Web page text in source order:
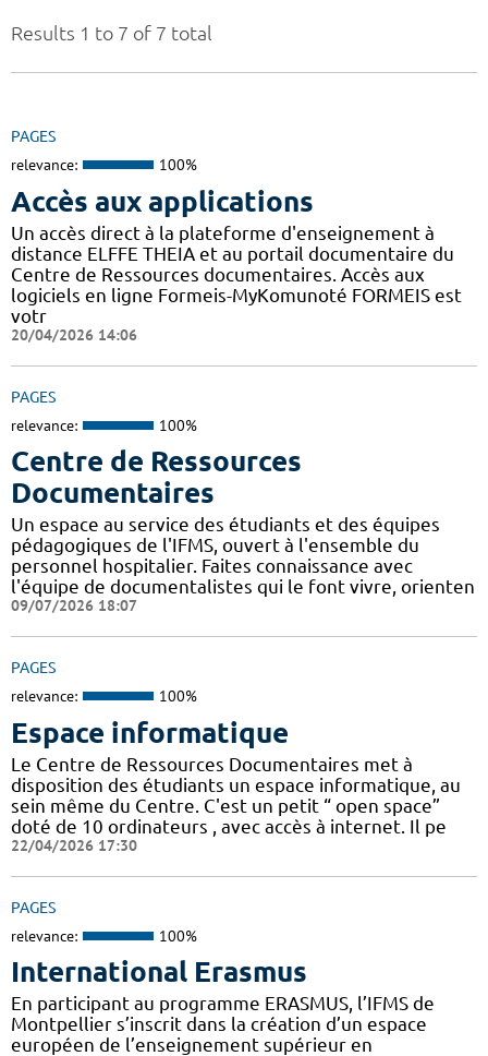
Results 1 to 7 of 7 total
PAGES
relevance: 100%
Accès aux applications
Un accès direct à la plateforme d'enseignement à
distance ELFFE THEIA et au portail documentaire du
Centre de Ressources documentaires. Accès aux
logiciels en ligne Formeis-MyKomunoté FORMEIS est
votr
20/04/2026 14:06
PAGES
relevance: 100%
Centre de Ressources
Documentaires
Un espace au service des étudiants et des équipes
pédagogiques de l'IFMS, ouvert à l'ensemble du
personnel hospitalier. Faites connaissance avec
l'équipe de documentalistes qui le font vivre, orienten
09/07/2026 18:07
PAGES
relevance: 100%
Espace informatique
Le Centre de Ressources Documentaires met à
disposition des étudiants un espace informatique, au
sein même du Centre. C'est un petit “ open space”
doté de 10 ordinateurs , avec accès à internet. Il pe
22/04/2026 17:30
PAGES
relevance: 100%
International Erasmus
En participant au programme ERASMUS, l’IFMS de
Montpellier s’inscrit dans la création d’un espace
européen de l’enseignement supérieur en